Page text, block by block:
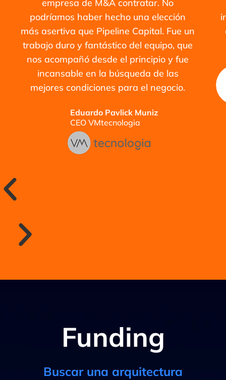
empresa de M&A contratar. No
podríamos haber hecho una elección
más asertiva que Pipeline Capital. Fue un
trabajo duro y fantástico del equipo, que
nos acompañó desde el principio y fue
incansable en la búsqueda de las
mejores condiciones para el negocio.
Eduardo Pavlick Muniz
CEO VMtecnologia
Funding
Buscar una arquitectura